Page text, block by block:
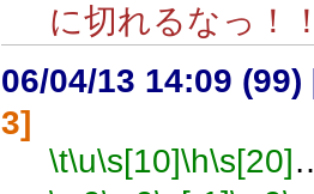
に切れるなっ！
06/04/13 14:09 (99)
3]
\t\u\s[10]\h\s[20]